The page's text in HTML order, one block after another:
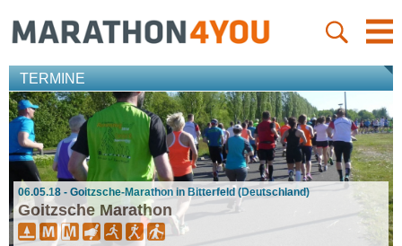
TERMINE
06.05.18 - Goitzsche-Marathon in Bitterfeld (Deutschland)
Goitzsche Marathon